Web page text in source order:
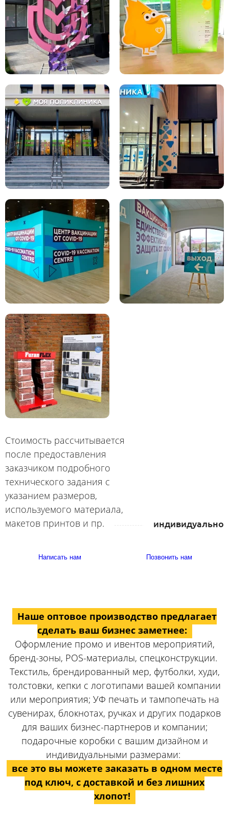
Стоимость рассчитывается
после предоставления
заказчиком подробного
технического задания с
указанием размеров,
используемого материала,
макетов принтов и пр.
индивидуально
Написать нам Позвонить нам
Наше оптовое производство предлагает
сделать ваш бизнес заметнее:
Оформление промо и ивентов мероприятий,
бренд-зоны, POS-материалы, спецконструкции.
Текстиль, брендированный мер, футболки, худи,
толстовки, кепки с логотипами вашей компании
или мероприятия; УФ печать и тампопечать на
сувенирах, блокнотах, ручках и других подарков
для ваших бизнес-партнеров и компании;
подарочные коробки с вашим дизайном и
индивидуальными размерами:
все это вы можете заказать в одном месте
под ключ, с доставкой и без лишних
хлопот!